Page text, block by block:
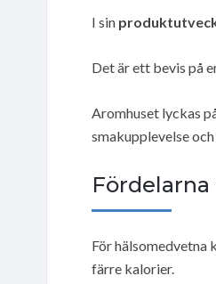
I sin
Det är ett bevis på
Aromhuset lyckas
smakupplevelse
För hälsomedvetna
färre kalorier.